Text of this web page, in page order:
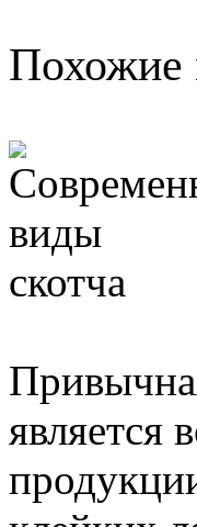
Похожие
является